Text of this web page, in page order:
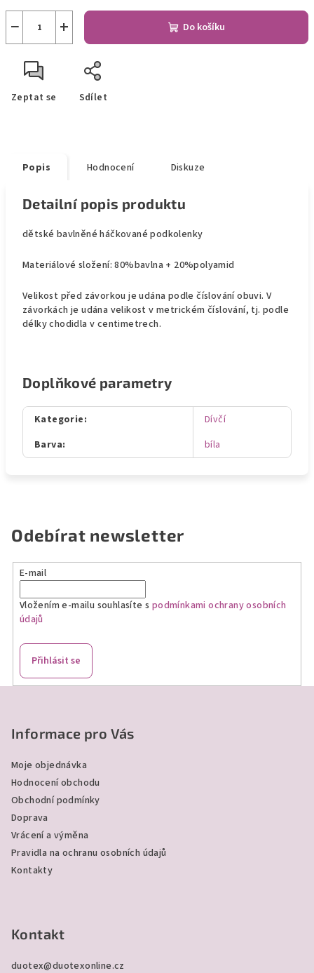
+
− Do košíku
Zeptat se Sdílet
Popis Hodnocení Diskuze
Detailní popis produktu
dětské bavlněné háčkované podkolenky
Materiálové složení: 80%bavlna + 20%polyamid
Velikost před závorkou je udána podle číslování obuvi. V
závorkách je udána velikost v metrickém číslování, tj. podle
délky chodidla v centimetrech.
Doplňkové parametry
Kategorie:
Dívčí
Barva: bíla
Odebírat newsletter
E-mail
Vložením e-mailu souhlasíte s podmínkami ochrany osobních
údajů
Přihlásit se
Informace pro Vás
Moje objednávka
Hodnocení obchodu
Obchodní podmínky
Doprava
Vrácení a výměna
Pravidla na ochranu osobních údajů
Kontakty
Kontakt
duotex@duotexonline.cz